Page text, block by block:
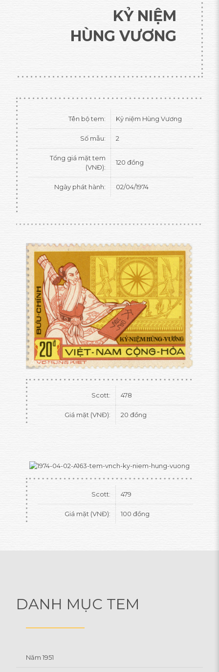
KỶ NIỆM
HÙNG VƯƠNG
Tên bộ tem: Kỷ niệm Hùng Vương
Số mẫu: 2
Tổng giá mặt tem
(VNĐ):
120 đồng
Ngày phát hành: 02/04/1974
Scott: 478
Giá mặt (VNĐ): 20 đồng
Scott: 479
Giá mặt (VNĐ): 100 đồng
DANH MỤC TEM
Năm 1951